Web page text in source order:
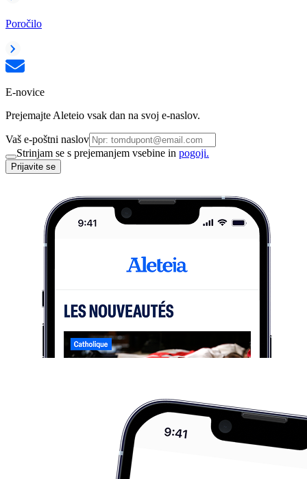
Poročilo
E-novice
Prejemajte Aleteio vsak dan na svoj e-naslov.
Vaš e-poštni naslov
Strinjam se s prejemanjem vsebine in pogoji.
Prijavite se